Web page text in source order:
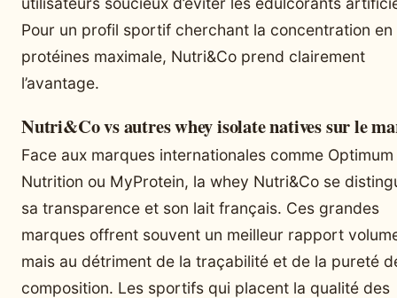
Pour un profil sportif cherchant la concentration en
protéines maximale, Nutri&Co prend clairement
l’avantage.
Nutri&Co vs autres whey isolate natives sur le
Face aux marques internationales comme Optimum
Nutrition ou MyProtein, la whey Nutri&Co se
sa transparence et son lait français. Ces grandes
marques offrent souvent un meilleur rapport
mais au détriment de la traçabilité et de la pureté
composition. Les sportifs qui placent la qualité des